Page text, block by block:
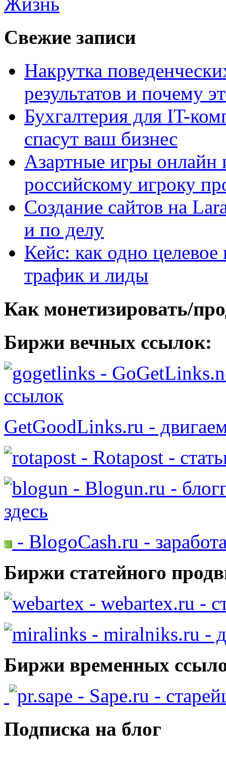
Свежие записи
Накрутка
результатов и почему
Бухгалтерия для IT-
спасут ваш бизнес
Азартные игры онлайн
российскому игроку
Создание сайтов на
и по делу
Кейс: как одно
трафик и лиды
Как монетизировать/
Биржи вечных ссылок:
-
ссылок
GetGoodLinks.ru -
- Rotapost -
- Blogun.ru -
здесь
- BlogoCash.ru -
Биржи статейного
- webartex.ru -
- miralniks.ru -
Биржи временных
- Sape.ru -
Подписка на блог